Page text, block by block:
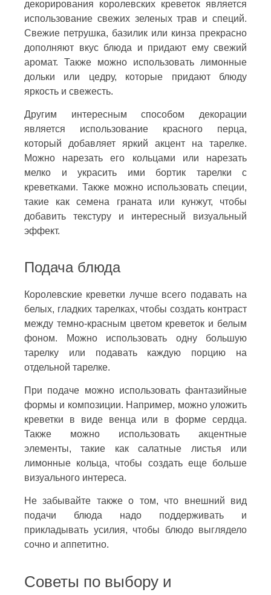
декорирования королевских креветок является
использование свежих зеленых трав и специй.
Свежие петрушка, базилик или кинза прекрасно
дополняют вкус блюда и придают ему свежий
аромат. Также можно использовать лимонные
дольки или цедру, которые придают блюду
яркость и свежесть.
Другим интересным способом декорации
является использование красного перца,
который добавляет яркий акцент на тарелке.
Можно нарезать его кольцами или нарезать
мелко и украсить ими бортик тарелки с
креветками. Также можно использовать специи,
такие как семена граната или кунжут, чтобы
добавить текстуру и интересный визуальный
эффект.
Подача блюда
Королевские креветки лучше всего подавать на
белых, гладких тарелках, чтобы создать контраст
между темно-красным цветом креветок и белым
фоном. Можно использовать одну большую
тарелку или подавать каждую порцию на
отдельной тарелке.
При подаче можно использовать фантазийные
формы и композиции. Например, можно уложить
креветки в виде венца или в форме сердца.
Также можно использовать акцентные
элементы, такие как салатные листья или
лимонные кольца, чтобы создать еще больше
визуального интереса.
Не забывайте также о том, что внешний вид
подачи блюда надо поддерживать и
прикладывать усилия, чтобы блюдо выглядело
сочно и аппетитно.
Советы по выбору и